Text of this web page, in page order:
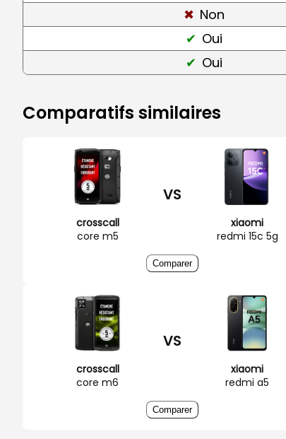
Non
Oui
Oui
Comparatifs similaires
crosscall
core m5
VS
xiaomi
redmi 15c 5g
Comparer
crosscall
core m6
VS
xiaomi
redmi a5
Comparer